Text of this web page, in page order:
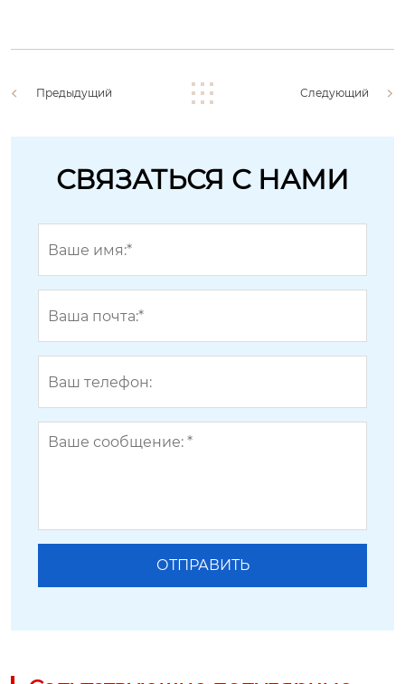
Предыдущий Следующий
СВЯЗАТЬСЯ С НАМИ